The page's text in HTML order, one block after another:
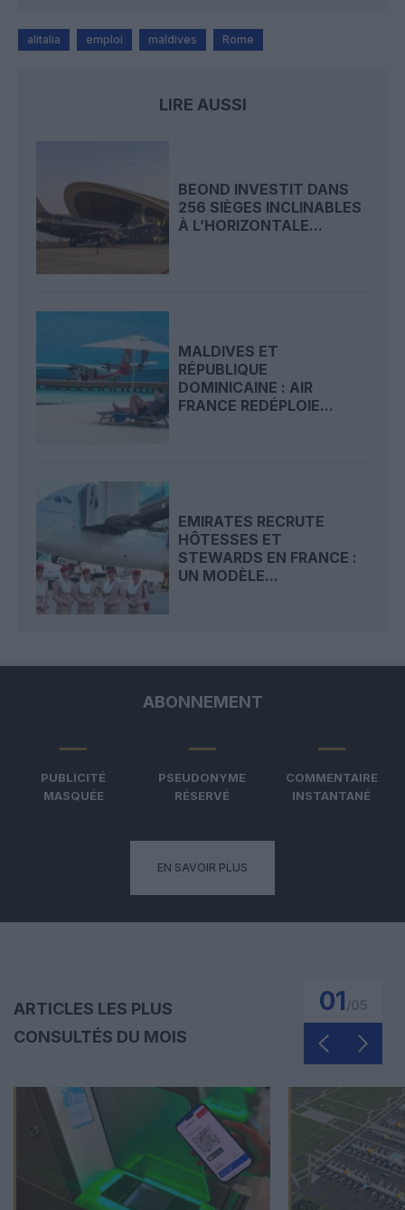
alitalia emploi maldives Rome
LIRE AUSSI
BEOND INVESTIT DANS
256 SIÈGES INCLINABLES
À L’HORIZONTALE...
MALDIVES ET
RÉPUBLIQUE
DOMINICAINE : AIR
FRANCE REDÉPLOIE...
EMIRATES RECRUTE
HÔTESSES ET
STEWARDS EN FRANCE :
UN MODÈLE...
ABONNEMENT
PUBLICITÉ
MASQUÉE
PSEUDONYME
RÉSERVÉ
COMMENTAIRE
INSTANTANÉ
EN SAVOIR PLUS
ARTICLES LES PLUS
CONSULTÉS DU MOIS
01